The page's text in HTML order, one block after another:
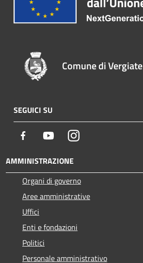
Comune di Vergiate
SEGUICI SU
Facebook YoutubeInstagram
AMMINISTRAZIONE
Organi di governo
Aree amministrative
Uffici
Enti e fondazioni
Politici
Personale amministrativo